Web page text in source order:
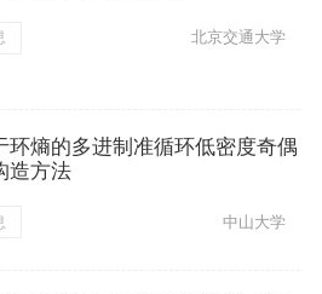
北京交通大学
环熵的多进制准循环低密度奇偶
造方法
中山大学